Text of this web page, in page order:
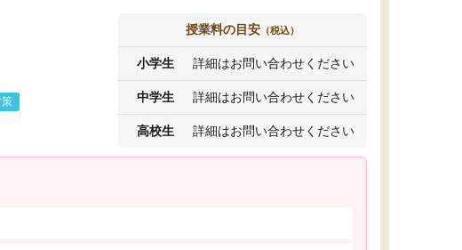
策
授業料の目安 （税込）
小学生 詳細はお問い合わせください
中学生 詳細はお問い合わせください
高校生 詳細はお問い合わせください